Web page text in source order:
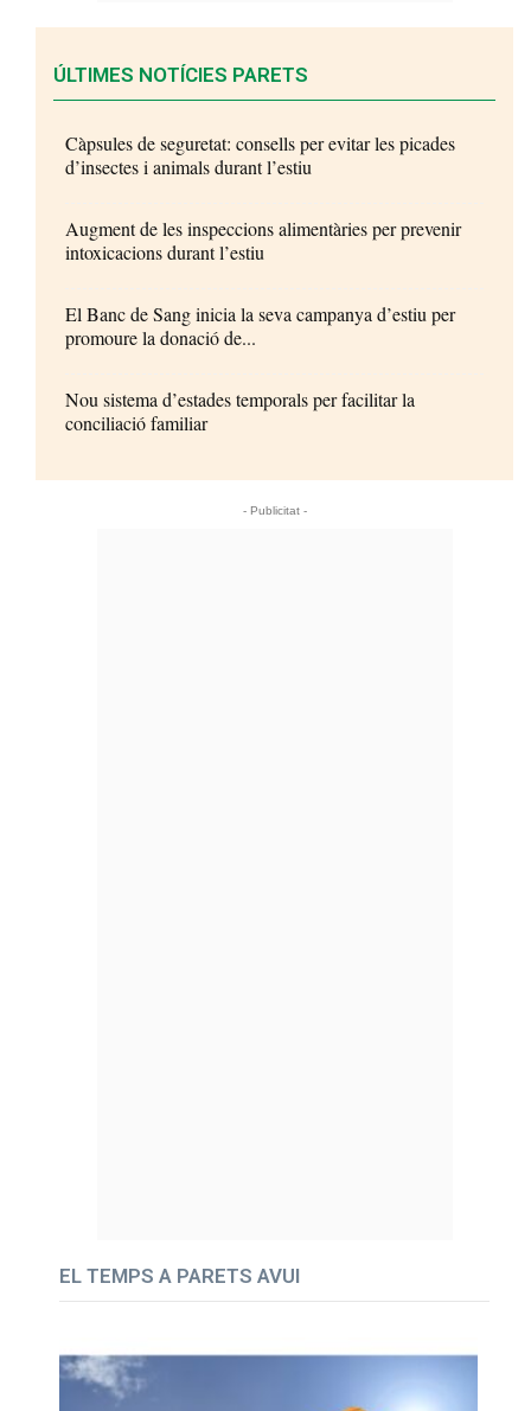
ÚLTIMES NOTÍCIES PARETS
Càpsules de seguretat: consells per evitar les picades
d’insectes i animals durant l’estiu
Augment de les inspeccions alimentàries per prevenir
intoxicacions durant l’estiu
El Banc de Sang inicia la seva campanya d’estiu per
promoure la donació de...
Nou sistema d’estades temporals per facilitar la
conciliació familiar
- Publicitat -
EL TEMPS A PARETS AVUI